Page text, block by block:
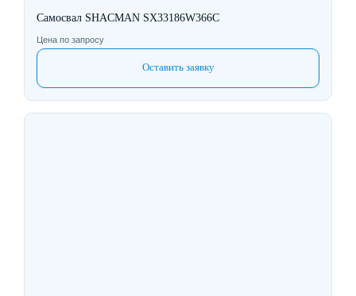
Самосвал SHACMAN SX33186W366C
Цена по запросу
Оставить заявку